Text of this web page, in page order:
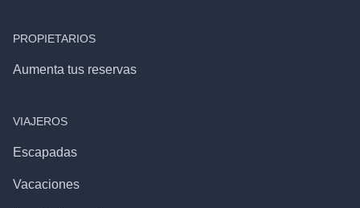
PROPIETARIOS
Aumenta tus reservas
VIAJEROS
Escapadas
Vacaciones